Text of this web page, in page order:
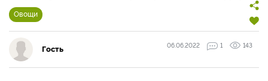
Овощи
Гость 06.06.2022 1 143